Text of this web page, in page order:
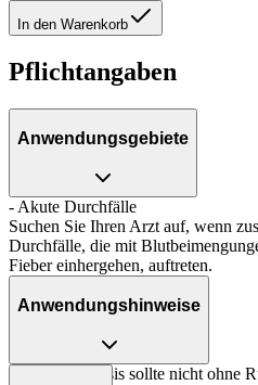
In den Warenkorb
Pflichtangaben
Anwendungsgebiete
- Akute Durchfälle
Suchen Sie Ihren Arzt auf, wenn
Durchfälle, die mit
Fieber einhergehen, auftreten.
Anwendungshinweise
Die Gesamtdosis sollte nicht ohne